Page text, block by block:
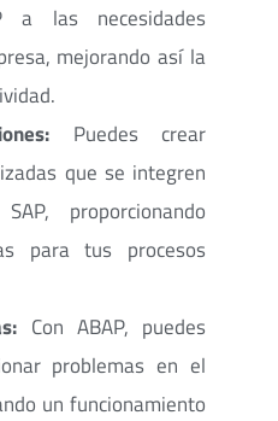
a las necesidades
mejorando así la
Puedes crear
que se integren
proporcionando
para tus procesos
Con ABAP, puedes
problemas en el
un funcionamiento